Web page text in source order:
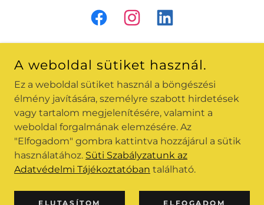
Adatvédelmi tájékoztató
INFO@360SELFIEHUB.COM
+36205235977
COPYRIGHT © 2026 360SELFIEHUB - MINDEN JOG
FENNTARTVA
POWERED BY
A weboldal sütiket használ.
Ez a weboldal sütiket használ a böngészési
élmény javítására, személyre szabott hirdetések
vagy tartalom megjelenítésére, valamint a
weboldal forgalmának elemzésére. Az
"Elfogadom" gombra kattintva hozzájárul a sütik
használatához. Süti Szabályzatunk az
Adatvédelmi Tájékoztatóban található.
ELUTASÍTOM ELFOGADOM